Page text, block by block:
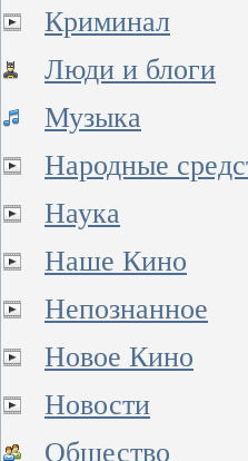
Криминал
Люди и блоги
Музыка
Народные
Наука
Наше Кино
Непознанное
Новое Кино
Новости
Общество